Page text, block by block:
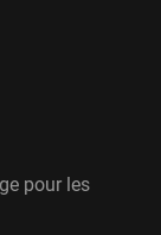
pour les